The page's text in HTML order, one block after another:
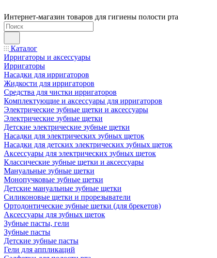
Интернет-магазин товаров для гигиены полости рта
Каталог
Ирригаторы и аксессуары
Ирригаторы
Насадки для ирригаторов
Жидкости для ирригаторов
Средства для чистки ирригаторов
Комплектующие и аксессуары для ирригаторов
Электрические зубные щетки и аксессуары
Электрические зубные щетки
Детские электрические зубные щетки
Насадки для электрических зубных щеток
Насадки для детских электрических зубных щеток
Аксессуары для электрических зубных щеток
Классические зубные щетки и аксессуары
Мануальные зубные щетки
Монопучковые зубные щетки
Детские мануальные зубные щетки
Силиконовые щетки и прорезыватели
Ортодонтические зубные щетки (для брекетов)
Аксессуары для зубных щеток
Зубные пасты, гели
Зубные пасты
Детские зубные пасты
Гели для аппликаций